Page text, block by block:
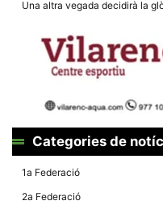
Una altra vegada decidirà la
Categories de
1a Federació
2a Federació